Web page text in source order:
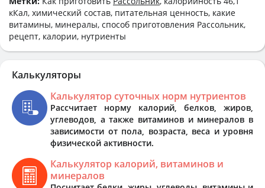
кКал, химический состав, питательная ценность, какие
витамины, минералы, способ приготовления Рассольник,
рецепт, калории, нутриенты
Калькуляторы
Калькулятор суточных норм нутриентов
Рассчитает норму калорий, белков, жиров,
углеводов, а также витаминов и минералов в
зависимости от пола, возраста, веса и уровня
физической активности.
Калькулятор калорий, витаминов и
минералов